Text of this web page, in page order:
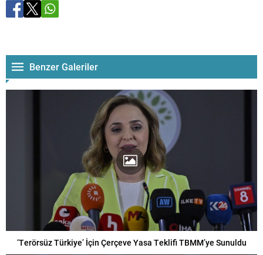
Benzer Galeriler
‘Terörsüz Türkiye’ İçin Çerçeve Yasa Teklifi TBMM’ye Sunuldu